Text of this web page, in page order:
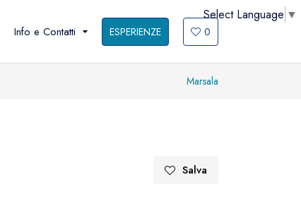
Select Language ▼
Info e Contatti ESPERIENZE 0
Marsala
Salva